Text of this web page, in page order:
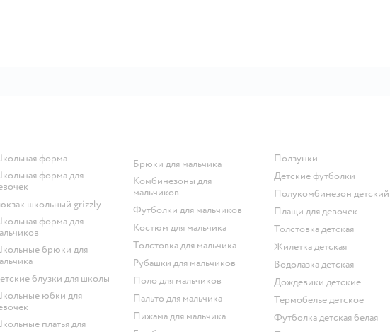
Школьная форма
школьный grizzly
Детские блузки для школы
Брюки для мальчика
Комбинезоны для
мальчиков
Футболки для мальчиков
Костюм для мальчика
Толстовка для мальчика
Рубашки для мальчиков
Поло для мальчиков
Пальто для мальчика
Пижама для мальчика
Ползунки
Детские футболки
Полукомбинезон детский
Плащи для девочек
Толстовка детская
Жилетка детская
Водолазка детская
Дождевики детские
Термобелье детское
Футболка детская белая